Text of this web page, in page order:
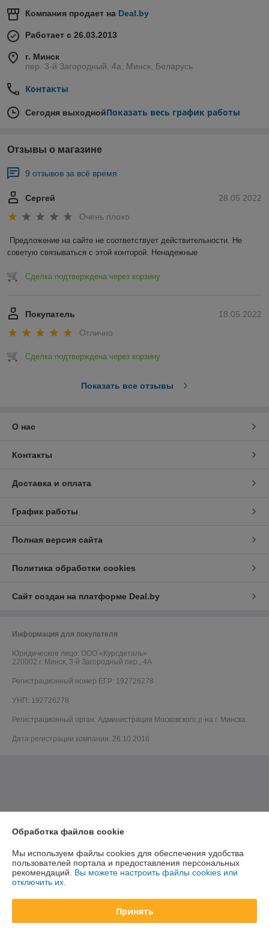
Компания продает на Deal.by
Работает с 26.03.2013
г. Минск
пер. 3-й Загородный, 4а, Минск, Беларусь
Контакты
Сегодня выходнойПоказать весь график работы
Отзывы о магазине
9 отзывов за всё время
28.05.2022
Сергей
Очень плохо
Предложение на сайте не соответствует действительности. Не
советую связываться с этой конторой. Ненадежные
Сделка подтверждена через корзину
18.05.2022
Покупатель
Отлично
Сделка подтверждена через корзину
Показать все отзывы
О нас
Контакты
Доставка и оплата
График работы
Полная версия сайта
Политика обработки cookies
Сайт создан на платформе Deal.by
Информация для покупателя
Юридическое лицо: ООО «Курсдеталь»
220002 г. Минск, 3-й Загородный пер., 4А
Регистрационный номер ЕГР: 192726278
УНП: 192726278
Регистрационный орган: Администрация Московского р-на г. Минска
Дата регистрации компании: 26.10.2016
Обработка файлов cookie
Мы используем файлы cookies для обеспечения удобства
пользователей портала и предоставления персональных
рекомендаций. Вы можете настроить файлы cookies или
отключить их.
Принять